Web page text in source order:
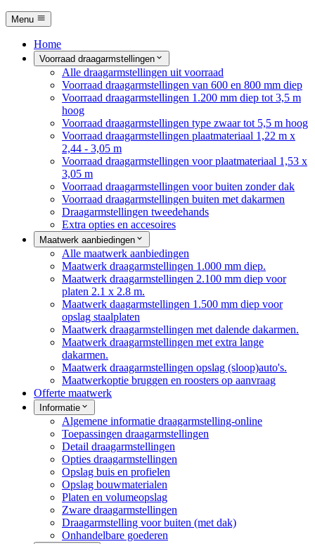
Menu
Home
Voorraad draagarmstellingen
Alle draagarmstellingen uit voorraad
Voorraad draagarmstellingen van 600 en 800 mm diep
Voorraad draagarmstellingen 1.200 mm diep tot 3,5 m
hoog
Voorraad draagarmstellingen type zwaar tot 5,5 m hoog
Voorraad draagarmstellingen plaatmateriaal 1,22 m x
2,44 - 3,05 m
Voorraad draagarmstellingen voor plaatmateriaal 1,53 x
3,05 m
Voorraad draagarmstellingen voor buiten zonder dak
Voorraad draagarmstellingen buiten met dakarmen
Draagarmstellingen tweedehands
Extra opties en accesoires
Maatwerk aanbiedingen
Alle maatwerk aanbiedingen
Maatwerk draagarmstellingen 1.000 mm diep.
Maatwerk draagarmstellingen 2.100 mm diep voor
platen 2.1 x 2.8 m.
Maatwerk daagarmstellingen 1.500 mm diep voor
opslag staalplaten
Maatwerk draagarmstellingen met dalende dakarmen.
Maatwerk draagarmstellingen met extra lange
dakarmen.
Maatwerk draagarmstellingen opslag (sloop)auto's.
Maatwerkoptie bruggen en roosters op aanvraag
Offerte maatwerk
Informatie
Algemene informatie draagarmstelling-online
Toepassingen draagarmstellingen
Detail draagarmstellingen
Opties draagarmstellingen
Opslag buis en profielen
Opslag bouwmaterialen
Platen en volumeopslag
Zware draagarmstellingen
Draagarmstelling voor buiten (met dak)
Onhandelbare goederen